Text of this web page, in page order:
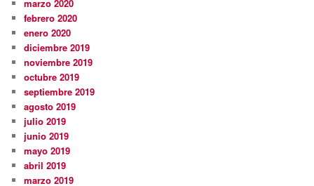
marzo 2020
febrero 2020
enero 2020
diciembre 2019
noviembre 2019
octubre 2019
septiembre 2019
agosto 2019
julio 2019
junio 2019
mayo 2019
abril 2019
marzo 2019